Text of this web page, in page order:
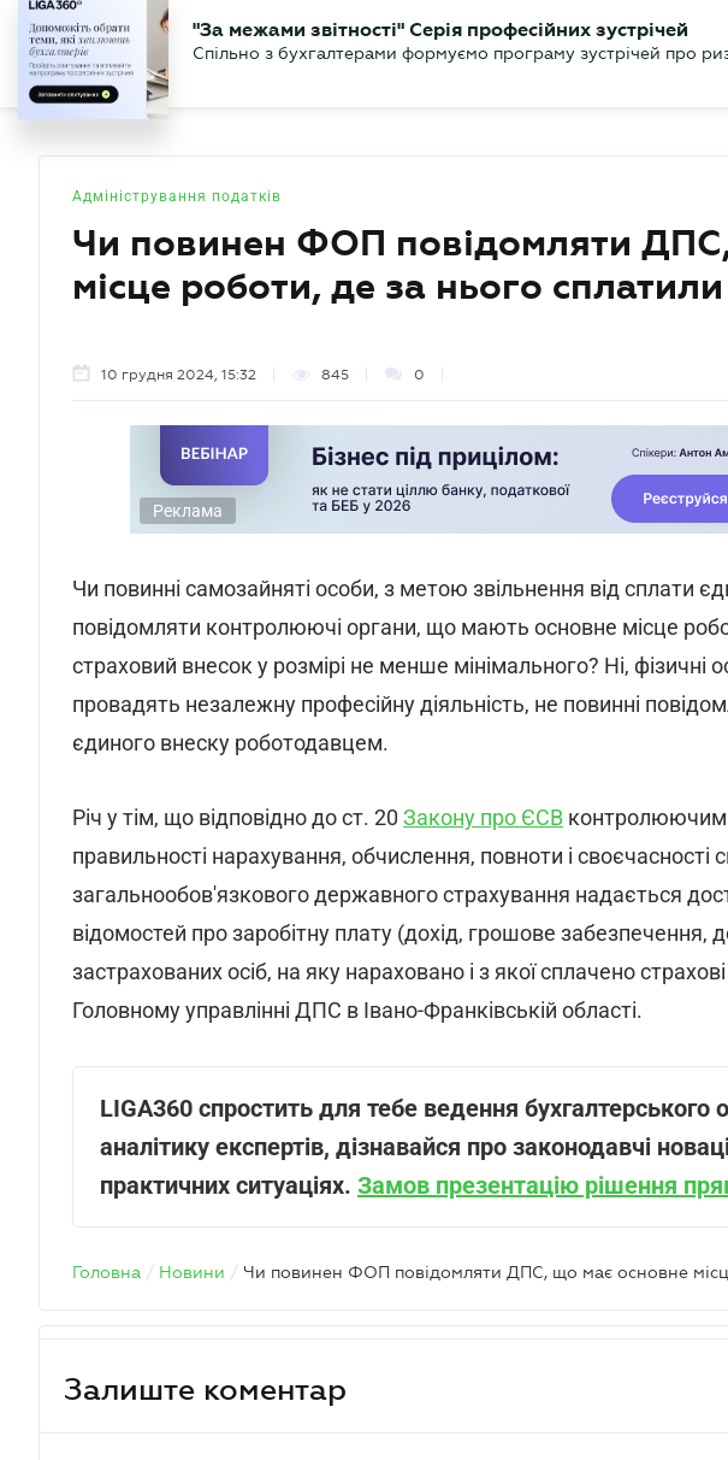
БІЗНЕСУ ЮРИСТУ БУХГАЛТЕРУ
БУХГАЛТЕР.UA
"За межами звітності" Серія професійних зустрічей
Адміністрування податків
Чи повинен ФОП повідомляти
місце роботи, де за нього
10 грудня 2024, 15:32 845 0
Реклама
Чи повинні самозайняті особи, з метою звільнення від сплати
повідомляти контролюючі органи, що мають основне місце
страховий внесок у розмірі не менше мінімального? Ні, фізичні
провадять незалежну професійну діяльність, не повинні
єдиного внеску роботодавцем.
Річ у тім, що відповідно до ст. 20 Закону про ЄСВ контролюючим
правильності нарахування, обчислення, повноти і своєчасності
загальнообов'язкового державного страхування надається
відомостей про заробітну плату (дохід, грошове забезпечення,
застрахованих осіб, на яку нараховано і з якої сплачено
Головному управлінні ДПС в Івано-Франківській області.
LIGA360 спростить для тебе ведення бухгалтерського
аналітику експертів, дізнавайся про законодавчі
практичних ситуаціях. Замов презентацію рішення
Головна / Новини /
Залиште коментар